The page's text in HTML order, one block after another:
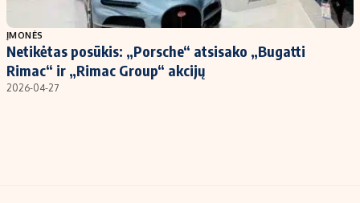
Populiarios temos
Investavimas
Akcijų rinka
Titulinis
Nedarbo išmokos skaičiuoklė
ĮMONĖS
Netikėtas posūkis: „Porsche“ atsisako „Bugatti
Rimac“ ir „Rimac Group“ akcijų
2026-04-27